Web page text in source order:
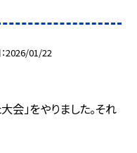
2026/01/22
会」をやりました。それ